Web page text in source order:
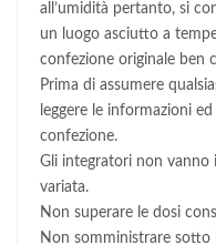
all’umidità pertanto, si
un luogo asciutto a
confezione originale ben
Prima di assumere
leggere le informazioni
confezione.
Gli integratori non
variata.
Non superare le dosi
Non somministrare sotto